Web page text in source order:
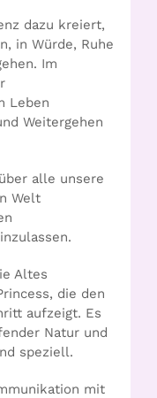
dazu kreiert,
in Würde, Ruhe
Im
Leben
Weitergehen
alle unsere
Welt
Altes
die den
aufzeigt. Es
Natur und
speziell.
mit